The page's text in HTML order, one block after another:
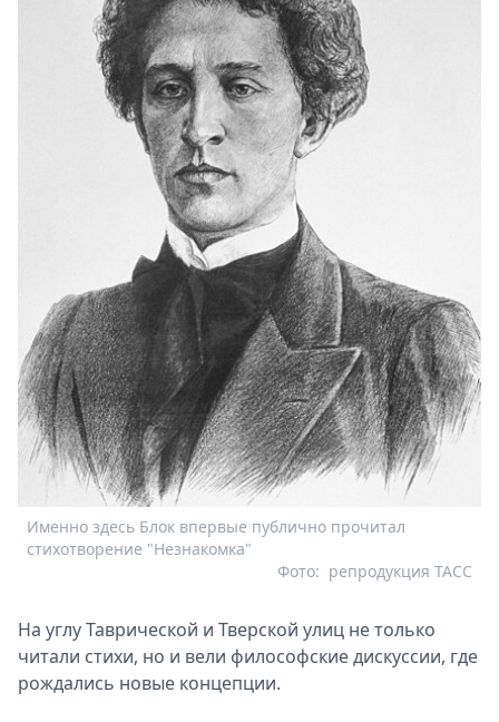
Именно здесь Блок впервые публично прочитал
стихотворение "Незнакомка"
репродукция ТАСС
Фото:
На углу Таврической и Тверской улиц не только
читали стихи, но и вели философские дискуссии, где
рождались новые концепции.